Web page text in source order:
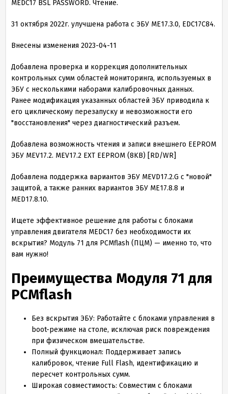
MEDC17 BSL PASSWORD. Чтение.
31 октября 2022г. улучшена работа с ЭБУ ME17.3.0, EDC17C84.
Внесены изменения 2023-04-11
Добавлена проверка и коррекция дополнительных
контрольных сумм областей мониторинга, используемых в
ЭБУ с несколькими наборами калибровочных данных.
Ранее модификация указанных областей ЭБУ приводила к
его циклическому перезапуску и невозможности его
"восстановления" через диагностический разъем.
Добавлена возможность чтения и записи внешнего EEPROM
ЭБУ MEV17.2. MEV17.2 EXT EEPROM (8KB) [RD/WR]
Добавлена поддержка вариантов ЭБУ MEVD17.2.G с "новой"
защитой, а также ранних вариантов ЭБУ ME17.8.8 и
MED17.8.10.
Ищете эффективное решение для работы с блоками
управления двигателя MEDC17 без необходимости их
вскрытия? Модуль 71 для PCMflash (ПЦМ) — именно то, что
вам нужно!
Преимущества Модуля 71 для
PCMflash
Без вскрытия ЭБУ: Работайте с блоками управления в
boot-режиме на столе, исключая риск повреждения
при физическом вмешательстве.
Полный функционал: Поддерживает запись
калибровок, чтение Full Flash, идентификацию и
пересчет контрольных сумм.
Широкая совместимость: Совместим с блоками